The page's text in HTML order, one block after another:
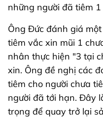
những người đã tiêm
Ông Đức đánh giá
tiêm vắc xin mũi 1
nhân thực hiện "3 tại
xin. Ông đề nghị các
tiêm cho người chưa
người đã tới hạn. Đây
trọng để quay trở lại